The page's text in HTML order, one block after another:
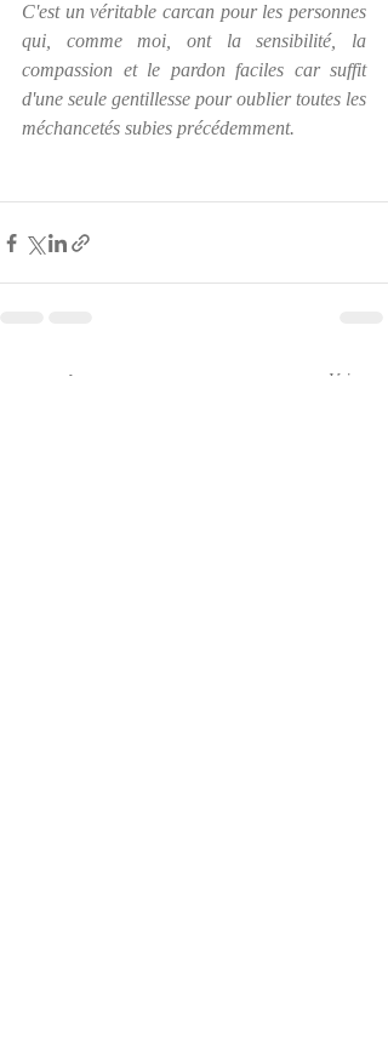
C'est un véritable carcan pour les personnes
qui, comme moi, ont la sensibilité, la
compassion et le pardon faciles car suffit
d'une seule gentillesse pour oublier toutes les
méchancetés subies précédemment.
Posts récents Voir tout